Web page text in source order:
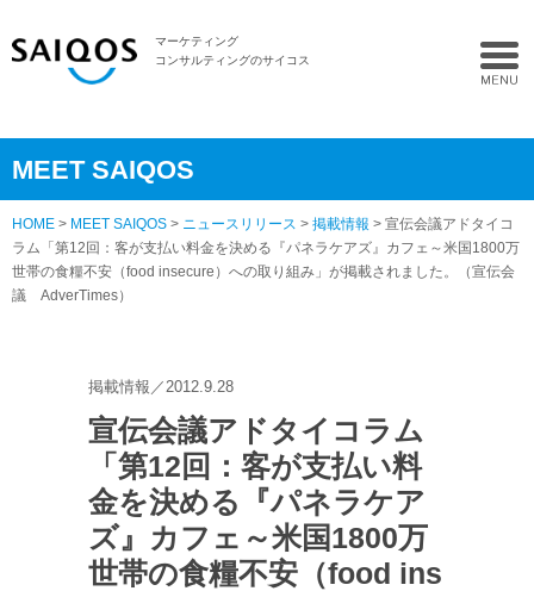
マーケティング
コンサルティングのサイコス
MEET SAIQOS
HOME > MEET SAIQOS > ニュースリリース > 掲載情報 > 宣伝会議アドタイコ
ラム「第12回：客が支払い料金を決める『パネラケアズ』カフェ～米国1800万
世帯の食糧不安（food insecure）への取り組み」が掲載されました。（宣伝会
議 AdverTimes）
掲載情報／2012.9.28
宣伝会議アドタイコラム
「第12回：客が支払い料
金を決める『パネラケア
ズ』カフェ～米国1800万
世帯の食糧不安（food ins